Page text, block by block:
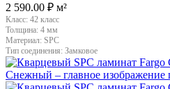
2 590.00 ₽ м²
Класс: 42 класс
Толщина: 4 мм
Материал: SPC
Тип соединения: Замковое